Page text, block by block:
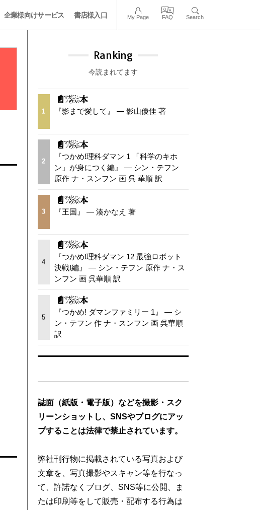
企業様向けサービス 書店様入口 My Page FAQ Search
Ranking
今読まれてます
1 『影まで愛して』 — 影山優佳 著
2
『つかめ!理科ダマン 1 「科学のキホ
ン」が身につく編』 — シン・テフン
原作 ナ・スンフン 画 呉 華順 訳
3 『王国』 — 湊かなえ 著
4
『つかめ!理科ダマン 12 最強ロボット
決戦!編』 — シン・テフン 原作 ナ・ス
ンフン 画 呉華順 訳
5
『つかめ! ダマンファミリー 1』 — シ
ン・テフン 作 ナ・スンフン 画 呉華順
訳
誌面（紙版・電子版）などを撮影・スク
リーンショットし、SNSやブログにアッ
プすることは法律で禁止されています。
弊社刊行物に掲載されている写真および
文章を、写真撮影やスキャン等を行なっ
て、許諾なくブログ、SNS等に公開、ま
たは印刷等をして販売・配布する行為は